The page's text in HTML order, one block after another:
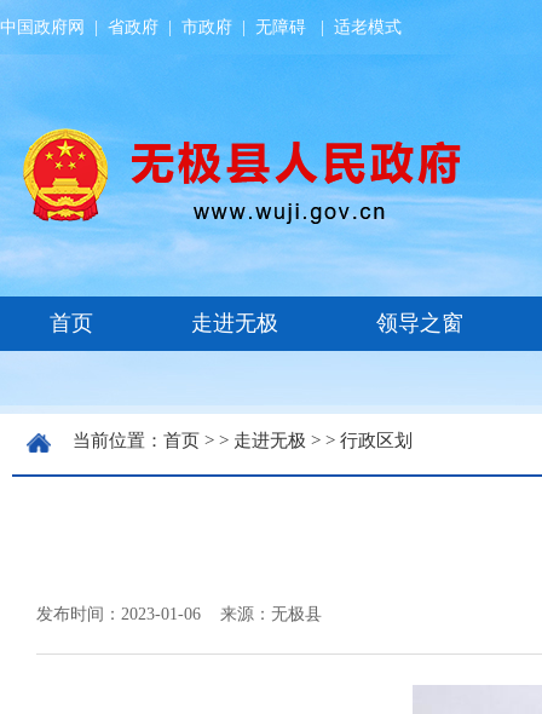
中国政府网 省政府 市政府 无障碍 适老模式
当前位置： 首页 > > 走进无极 > > 行政区划
发布时间：2023-01-06 来源：无极县